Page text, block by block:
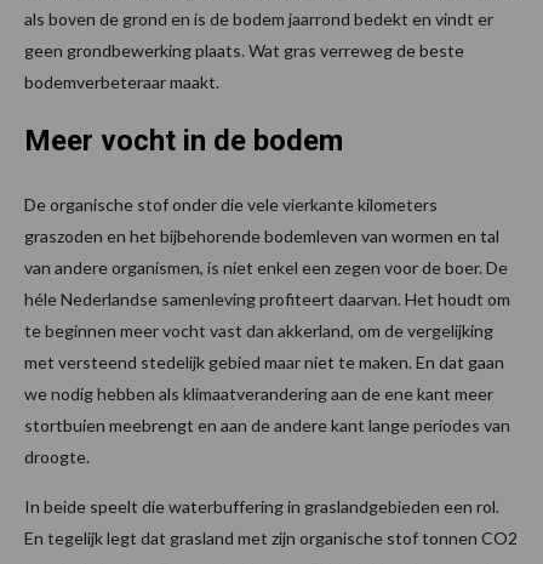
als boven de grond en is de bodem jaarrond bedekt en vindt er
geen grondbewerking plaats. Wat gras verreweg de beste
bodemverbeteraar maakt.
Meer vocht in de bodem
De organische stof onder die vele vierkante kilometers
graszoden en het bijbehorende bodemleven van wormen en tal
van andere organismen, is niet enkel een zegen voor de boer. De
héle Nederlandse samenleving profiteert daarvan. Het houdt om
te beginnen meer vocht vast dan akkerland, om de vergelijking
met versteend stedelijk gebied maar niet te maken. En dat gaan
we nodig hebben als klimaatverandering aan de ene kant meer
stortbuien meebrengt en aan de andere kant lange periodes van
droogte.
In beide speelt die waterbuffering in graslandgebieden een rol.
En tegelijk legt dat grasland met zijn organische stof tonnen CO2